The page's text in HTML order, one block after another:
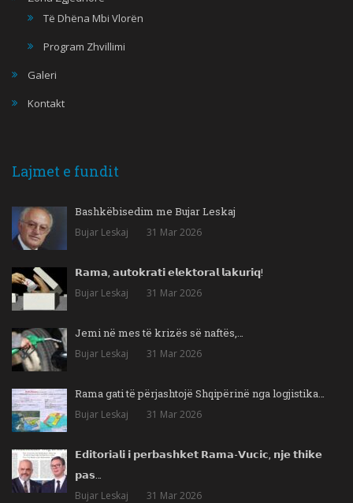
Të Dhëna Mbi Vlorën
Program Zhvillimi
Galeri
Kontakt
Lajmet e fundit
Bashkëbisedim me Bujar Leskaj
Bujar Leskaj 31 Mar 2026
𝗥𝗮𝗺𝗮, 𝗮𝘂𝘁𝗼𝗸𝗿𝗮𝘁𝗶 𝗲𝗹𝗲𝗸𝘁𝗼𝗿𝗮𝗹 𝗹𝗮𝗸𝘂𝗿𝗶𝗾!
Bujar Leskaj 31 Mar 2026
Jemi në mes të krizës së naftës,…
Bujar Leskaj 31 Mar 2026
Rama gati të përjashtojë Shqipërinë nga logjistika…
Bujar Leskaj 31 Mar 2026
𝗘𝗱𝗶𝘁𝗼𝗿𝗶𝗮𝗹𝗶 𝗶 𝗽𝗲𝗿𝗯𝗮𝘀𝗵𝗸𝗲𝘁 𝗥𝗮𝗺𝗮-𝗩𝘂𝗰𝗶𝗰, 𝗻𝗷𝗲 𝘁𝗵𝗶𝗸𝗲
𝗽𝗮𝘀…
Bujar Leskaj 31 Mar 2026